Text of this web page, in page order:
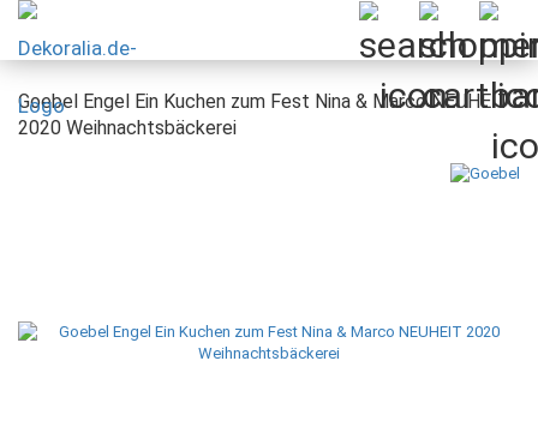
Goebel Engel Ein Kuchen zum Fest Nina & Marco NEUHEIT
2020 Weihnachtsbäckerei